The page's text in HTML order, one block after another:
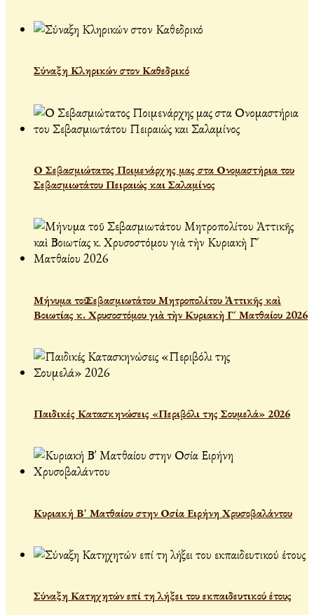
Σύναξη Κληρικών στον Καθεδρικό
Ο Σεβασμιώτατος Ποιμενάρχης μας στα Ονομαστήρια του
Σεβασμιωτάτου Πειραιώς και Σαλαμίνος
Μήνυμα τοῦ Σεβασμιωτάτου Μητροπολίτου Ἀττικῆς καὶ
Βοιωτίας κ. Χρυσοστόμου γιὰ τὴν Κυριακὴ Γ´ Ματθαίου 2026
Παιδικές Κατασκηνώσεις «Περιβόλι της Σουμελά» 2026
Κυριακή Β' Ματθαίου στην Οσία Ειρήνη Χρυσοβαλάντου
Σύναξη Κατηχητών επί τη λήξει του εκπαιδευτικού έτους